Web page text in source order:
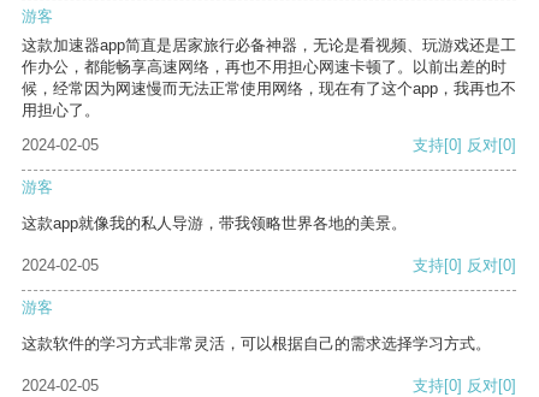
游客
这款加速器app简直是居家旅行必备神器，无论是看视频、玩游戏还是工
作办公，都能畅享高速网络，再也不用担心网速卡顿了。以前出差的时
候，经常因为网速慢而无法正常使用网络，现在有了这个app，我再也不
用担心了。
2024-02-05
支持[0] 反对[0]
游客
这款app就像我的私人导游，带我领略世界各地的美景。
2024-02-05 支持[0] 反对[0]
游客
这款软件的学习方式非常灵活，可以根据自己的需求选择学习方式。
2024-02-05 支持[0] 反对[0]